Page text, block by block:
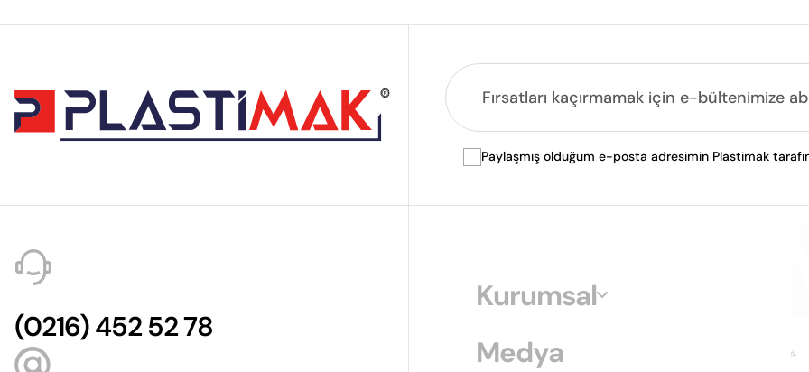
Paylaşmış olduğum e-posta adresimin Plastimak
(0216) 452 52 78
Kurumsal
Medya